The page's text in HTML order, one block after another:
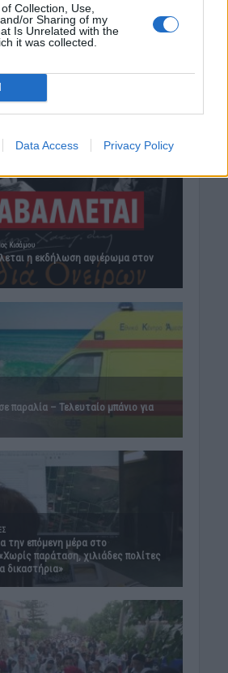
Collection, Use,
or Sharing of my
Is Unrelated with the
it was collected.
Data Access Privacy Policy